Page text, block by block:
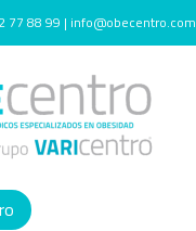
77 88 99 | info@obecentro.com